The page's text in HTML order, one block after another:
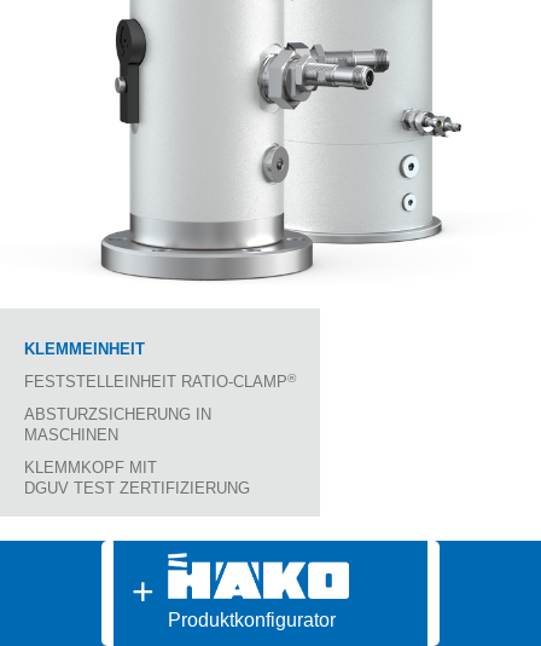
KLEMMEINHEIT
FESTSTELLEINHEIT RATIO-CLAMP®
ABSTURZSICHERUNG IN
MASCHINEN
KLEMMKOPF MIT
DGUV TEST ZERTIFIZIERUNG
Produktkonfigurator